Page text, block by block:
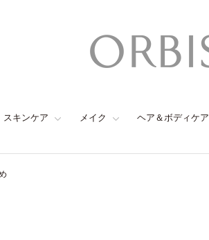
スキンケア メイク ヘア＆ボディケア